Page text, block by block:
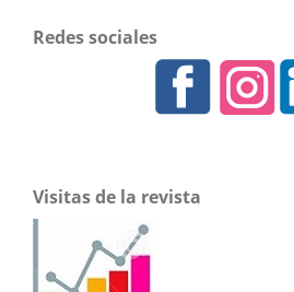
Redes sociales
Visitas de la revista